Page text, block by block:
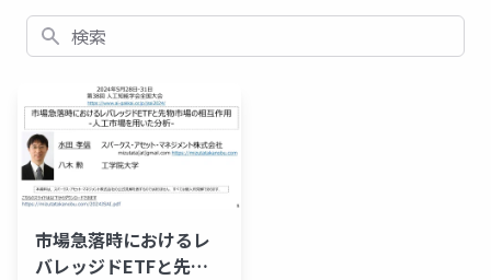
検索
市場急落時におけるレ
バレッジドETFと先物